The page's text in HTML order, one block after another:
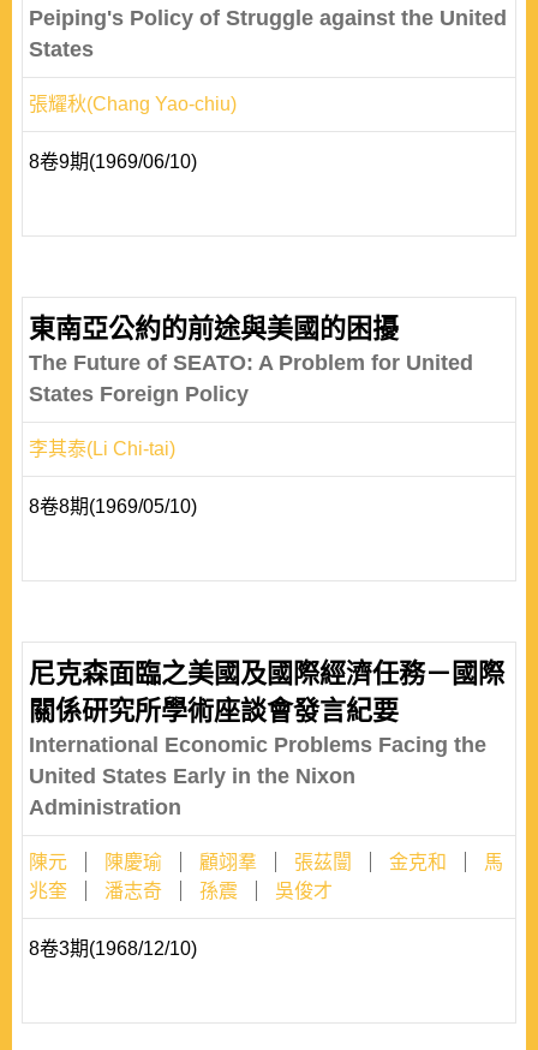
Peiping's Policy of Struggle against the United
States
張耀秋(Chang Yao-chiu)
8卷9期(1969/06/10)
東南亞公約的前途與美國的困擾
The Future of SEATO: A Problem for United
States Foreign Policy
李其泰(Li Chi-tai)
8卷8期(1969/05/10)
尼克森面臨之美國及國際經濟任務－國際
關係研究所學術座談會發言紀要
International Economic Problems Facing the
United States Early in the Nixon
Administration
陳元 陳慶瑜 顧翊羣 張茲闓 金克和
馬
兆奎
潘志奇 孫震 吳俊才
8卷3期(1968/12/10)